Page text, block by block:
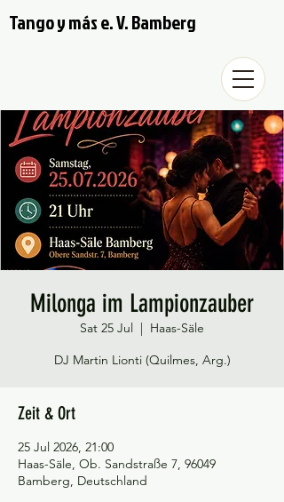
Tango y más e. V. Bamberg
Milonga im Lampionzauber
Sat 25 Jul
  |
Haas-Säle
DJ Martin Lionti (Quilmes, Arg.)
Zeit & Ort
25 Jul 2026, 21:00
Haas-Säle, Ob. Sandstraße 7, 96049
Bamberg, Deutschland